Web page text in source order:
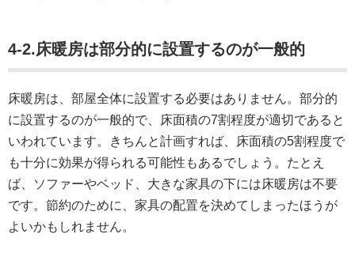
4-2.床暖房は部分的に設置するのが一般的
床暖房は、部屋全体に設置する必要はありません。部分的
に設置するのが一般的で、床面積の7割程度が適切であると
いわれています。きちんと計画すれば、床面積の5割程度で
も十分に効果が得られる可能性もあるでしょう。たとえ
ば、ソファーやベッド、大きな家具の下には床暖房は不要
です。節約のために、家具の配置を決めてしまったほうが
よいかもしれません。